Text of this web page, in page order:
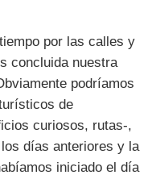
por las calles y
concluida nuestra
podríamos
de
curiosos, rutas-,
días anteriores y la
iniciado el día